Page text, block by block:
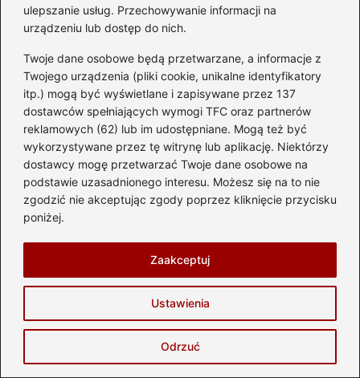
ulepszanie usług. Przechowywanie informacji na
urządzeniu lub dostęp do nich.
Twoje dane osobowe będą przetwarzane, a informacje z
Twojego urządzenia (pliki cookie, unikalne identyfikatory
itp.) mogą być wyświetlane i zapisywane przez 137
dostawców spełniających wymogi TFC oraz partnerów
reklamowych (62) lub im udostępniane. Mogą też być
wykorzystywane przez tę witrynę lub aplikację. Niektórzy
dostawcy mogę przetwarzać Twoje dane osobowe na
podstawie uzasadnionego interesu. Możesz się na to nie
zgodzić nie akceptując zgody poprzez kliknięcie przycisku
poniżej.
Ustawienia
Odrzuć
Zaakceptuj
←
Ile oleju potrzebuje Mercedes W211 2.7 CDI?
→
Jak skutecznie przeprowadzić kupno samochodu w
leasing? Praktyczny przewodnik
Dodaj komentarz
Twój adres email nie zostanie opublikowany.
Wymagane pola są oznaczone